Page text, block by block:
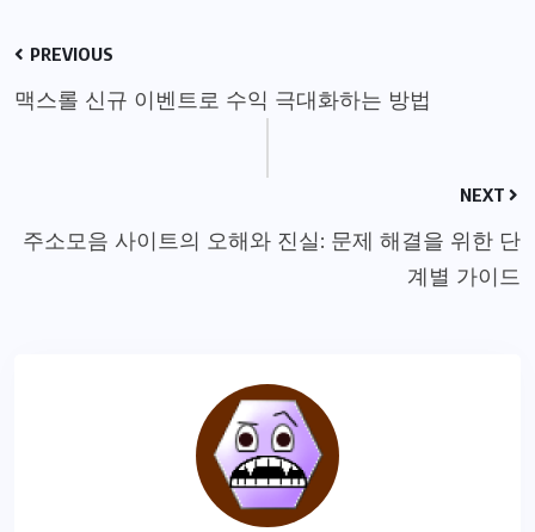
PREVIOUS
맥스롤 신규 이벤트로 수익 극대화하는 방법
NEXT
주소모음 사이트의 오해와 진실: 문제 해결을 위한 단
계별 가이드